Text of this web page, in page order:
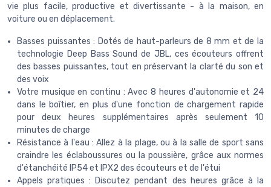
vie plus facile, productive et divertissante - à la maison, en
voiture ou en déplacement.
Basses puissantes : Dotés de haut-parleurs de 8 mm et de la
technologie Deep Bass Sound de JBL, ces écouteurs offrent
des basses puissantes, tout en préservant la clarté du son et
des voix
Votre musique en continu : Avec 8 heures d'autonomie et 24
dans le boîtier, en plus d'une fonction de chargement rapide
pour deux heures supplémentaires après seulement 10
minutes de charge
Résistance à l'eau : Allez à la plage, ou à la salle de sport sans
craindre les éclaboussures ou la poussière, grâce aux normes
d'étanchéité IP54 et IPX2 des écouteurs et de l'étui
Appels pratiques : Discutez pendant des heures grâce à la